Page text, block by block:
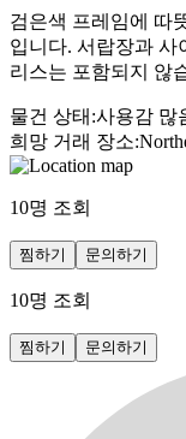
검은색 프레임에 따
입니다. 서랍장과 사
리스는 포함되지 않
물건 상태 :사용감 많
희망 거래 장소:
10명 조회
찜하기 문의하기
10명 조회
찜하기 문의하기